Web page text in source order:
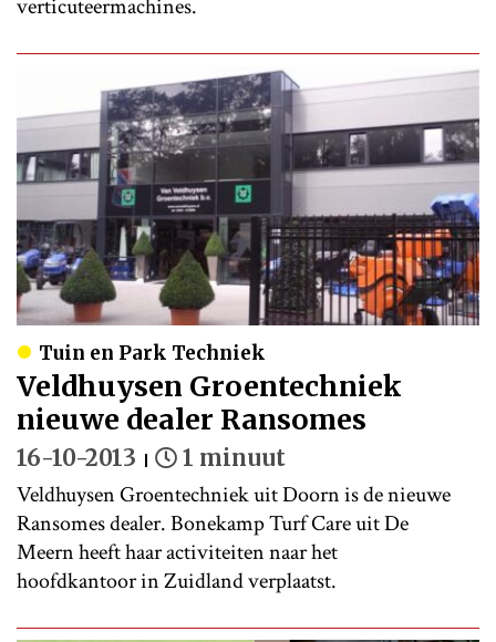
verticuteermachines.
Tuin en Park Techniek
Veldhuysen Groentechniek
nieuwe dealer Ransomes
16-10-2013 1 minuut
Veldhuysen Groentechniek uit Doorn is de nieuwe
Ransomes dealer. Bonekamp Turf Care uit De
Meern heeft haar activiteiten naar het
hoofdkantoor in Zuidland verplaatst.